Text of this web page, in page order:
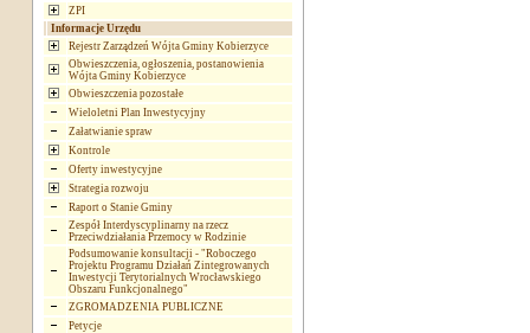
ZPI
Informacje Urzędu
Rejestr Zarządzeń Wójta Gminy Kobierzyce
Obwieszczenia, ogłoszenia, postanowienia
Wójta Gminy Kobierzyce
Obwieszczenia pozostałe
Wieloletni Plan Inwestycyjny
Załatwianie spraw
Kontrole
Oferty inwestycyjne
Strategia rozwoju
Raport o Stanie Gminy
Zespół Interdyscyplinarny na rzecz
Przeciwdziałania Przemocy w Rodzinie
Podsumowanie konsultacji - "Roboczego
Projektu Programu Działań Zintegrowanych
Inwestycji Terytorialnych Wrocławskiego
Obszaru Funkcjonalnego"
ZGROMADZENIA PUBLICZNE
Petycje